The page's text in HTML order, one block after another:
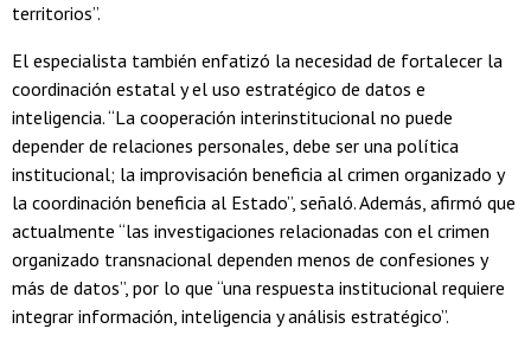
territorios”.
El especialista también enfatizó la necesidad de fortalecer la
coordinación estatal y el uso estratégico de datos e
inteligencia. “La cooperación interinstitucional no puede
depender de relaciones personales, debe ser una política
institucional; la improvisación beneficia al crimen organizado y
la coordinación beneficia al Estado”, señaló. Además, afirmó que
actualmente “las investigaciones relacionadas con el crimen
organizado transnacional dependen menos de confesiones y
más de datos”, por lo que “una respuesta institucional requiere
integrar información, inteligencia y análisis estratégico”.